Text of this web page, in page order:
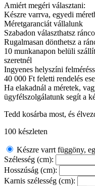
Amiért megéri választani:
Készre varrva, egyedi
Méretgaranciát vállalunk
Szabadon választhatsz
Rugalmasan dönthetsz a
10 munkanapon belüli
szeretnél
Ingyenes helyszíni
40 000 Ft feletti rendelés
Ha elakadnál a méretek,
ügyfélszolgálatunk segít a
Tedd kosárba most, és
100 készleten
Készre varrt függöny,
Szélesség (cm):
Hosszúság (cm):
Karnis szélesség (cm):